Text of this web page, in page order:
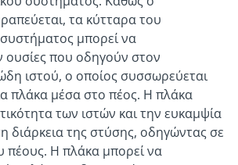
τα κύτταρα του
μπορεί να
που οδηγούν στον
ιστού, ο οποίος συσσωρεύεται
πλάκα μέσα στο πέος. Η πλάκα
των ιστών και την ευκαμψία
διάρκεια της στύσης, οδηγώντας σε
πέους. Η πλάκα μπορεί να